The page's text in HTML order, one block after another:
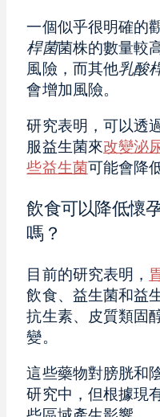
一個似乎很明確的
桿菌菌株的數量較
風險，而其他乳酸
會增加風險。
研究表明，可以透
服益生菌來改變泌
些益生菌 可能會降
飲食可以降低懷
嗎？
目前的研究表明，
飲食、益生菌和益
抗生素、皮質類固
變。
這些藥物對膀胱和
研究中，但根據現